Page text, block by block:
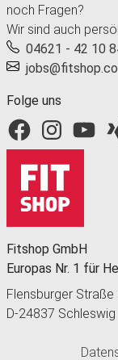
noch Fragen?
Wir sind auch
04621 - 42 10
Folge uns
Fitshop GmbH
Europas Nr. 1 für
Flensburger Straße
D-24837 Schleswig